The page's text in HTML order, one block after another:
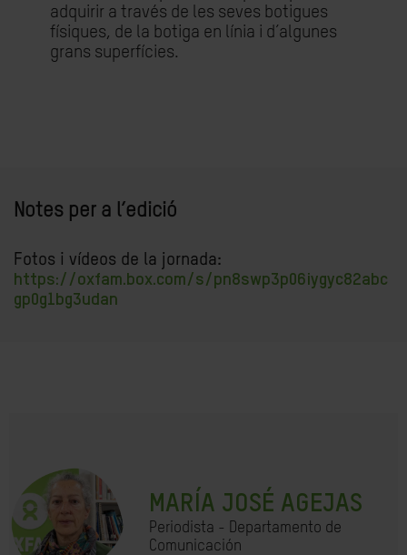
adquirir a través de les seves botigues
físiques, de la botiga en línia i d’algunes
grans superfícies.
Notes per a l’edició
Fotos i vídeos de la jornada:
https://oxfam.box.com/s/pn8swp3p06iygyc82abc
gp0g1bg3udan
MARÍA JOSÉ AGEJAS
Periodista - Departamento de
Comunicación